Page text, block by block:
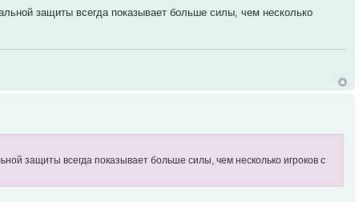
защиты всегда показывает больше силы, чем несколько
защиты всегда показывает больше силы, чем несколько игроков с